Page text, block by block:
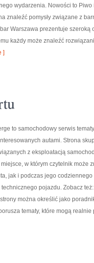
wydarzenia. Nowości to
znaleźć pomysły związane z
Warszawa prezentuje szeroką
każdy może znaleźć
]
to samochodowy serwis
autami. Strona
z eksploatacją
miejsce, w którym czytelnik
jak i podczas jego
pojazdu. Zobacz
można określić jako
tematy, które mogą